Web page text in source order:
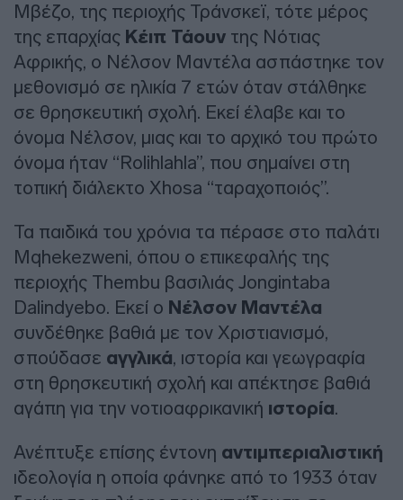
Μβέζο, της περιοχής Τράνσκεϊ, τότε μέρος
της επαρχίας Κέιπ Τάουν της Νότιας
Αφρικής, ο Νέλσον Μαντέλα ασπάστηκε τον
μεθονισμό σε ηλικία 7 ετών όταν στάλθηκε
σε θρησκευτική σχολή. Εκεί έλαβε και το
όνομα Νέλσον, μιας και το αρχικό του πρώτο
όνομα ήταν “Rolihlahla”, που σημαίνει στη
τοπική διάλεκτο Xhosa “ταραχοποιός”.
Τα παιδικά του χρόνια τα πέρασε στο παλάτι
Mqhekezweni, όπου ο επικεφαλής της
περιοχής Thembu βασιλιάς Jongintaba
Dalindyebo. Εκεί ο Νέλσον Μαντέλα
συνδέθηκε βαθιά με τον Χριστιανισμό,
σπούδασε αγγλικά, ιστορία και γεωγραφία
στη θρησκευτική σχολή και απέκτησε βαθιά
αγάπη για την νοτιοαφρικανική ιστορία.
Ανέπτυξε επίσης έντονη αντιμπεριαλιστική
ιδεολογία η οποία φάνηκε από το 1933 όταν